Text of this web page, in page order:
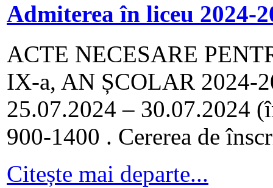
Admiterea în liceu 2024-
ACTE NECESARE
IX-a, AN ȘCOLAR 2024-
25.07.2024 – 30.07.2024
900-1400 . Cererea de
Citește mai departe...